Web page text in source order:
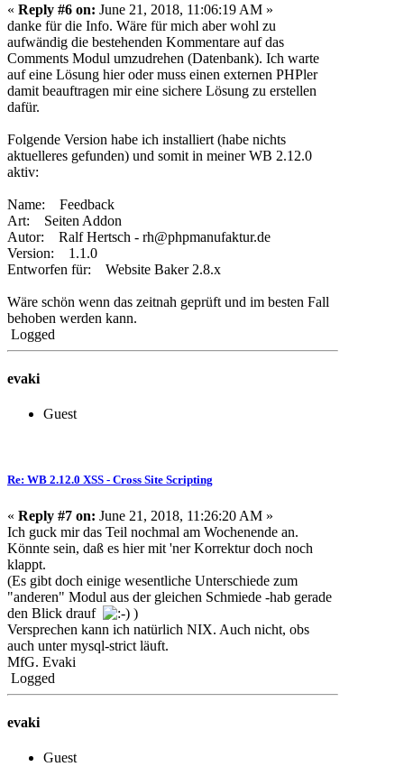
« Reply #6 on: June 21, 2018, 11:06:19 AM »
danke für die Info. Wäre für mich aber wohl zu
aufwändig die bestehenden Kommentare auf das
Comments Modul umzudrehen (Datenbank). Ich warte
auf eine Lösung hier oder muss einen externen PHPler
damit beauftragen mir eine sichere Lösung zu erstellen
dafür.
Folgende Version habe ich installiert (habe nichts
aktuelleres gefunden) und somit in meiner WB 2.12.0
aktiv:
Name: Feedback
Art: Seiten Addon
Autor: Ralf Hertsch - rh@phpmanufaktur.de
Version: 1.1.0
Entworfen für: Website Baker 2.8.x
Wäre schön wenn das zeitnah geprüft und im besten Fall
behoben werden kann.
Logged
evaki
Guest
Re: WB 2.12.0 XSS - Cross Site Scripting
« Reply #7 on: June 21, 2018, 11:26:20 AM »
Ich guck mir das Teil nochmal am Wochenende an.
Könnte sein, daß es hier mit 'ner Korrektur doch noch
klappt.
(Es gibt doch einige wesentliche Unterschiede zum
"anderen" Modul aus der gleichen Schmiede -hab gerade
den Blick drauf
)
Versprechen kann ich natürlich NIX. Auch nicht, obs
auch unter mysql-strict läuft.
MfG. Evaki
Logged
evaki
Guest